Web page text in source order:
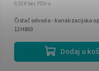
9,52 € bez PDV-a
Dodaj u
Čistač odvoda - kanalizacijska
12H803